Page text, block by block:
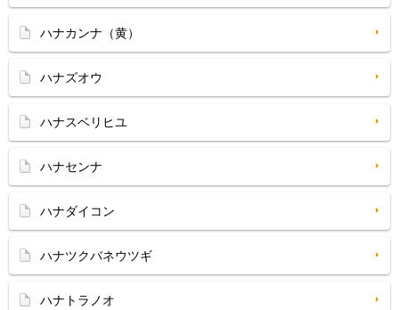
ハナカンナ（黄）
ハナズオウ
ハナスベリヒユ
ハナセンナ
ハナダイコン
ハナツクバネウツギ
ハナトラノオ